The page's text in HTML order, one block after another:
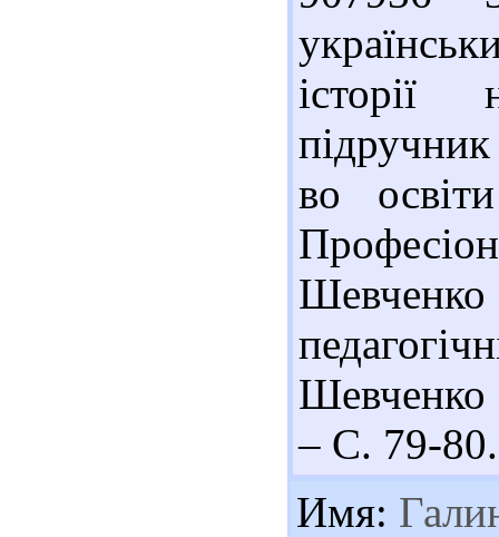
історії
во
– С. 79-80.
Имя: